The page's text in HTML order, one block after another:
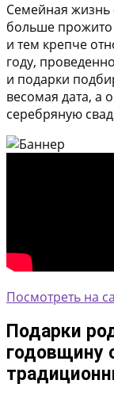
Семейная жизнь
больше прожито
и тем крепче
году,
и подарки
весомая дата, а
серебряную
Посмотреть на
Подарки
годовщину